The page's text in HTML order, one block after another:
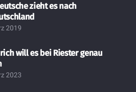
zieht es nach
2019
will es bei Riester genau
2023